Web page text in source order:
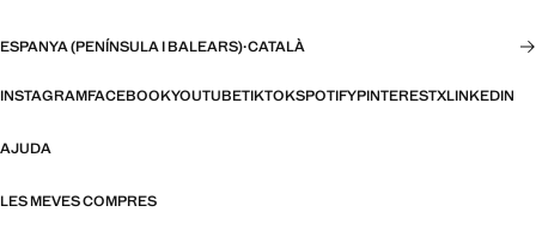
ESPANYA (PENÍNSULA I BALEARS)·CATALÀ
INSTAGRAMFACEBOOKYOUTUBETIKTOKSPOTIFYPINTERESTXLINKEDIN
AJUDA
LES MEVES COMPRES